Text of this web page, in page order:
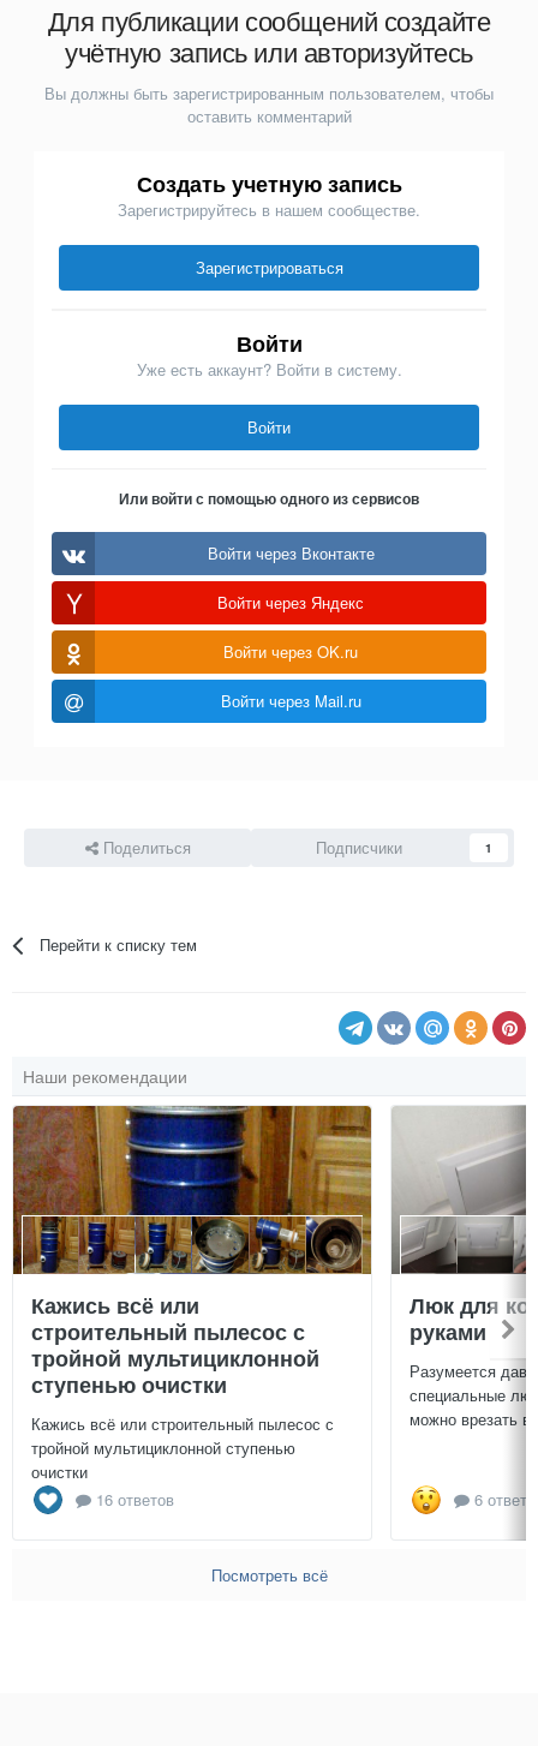
Для публикации сообщений создайте
учётную запись или авторизуйтесь
Вы должны быть зарегистрированным пользователем, чтобы
оставить комментарий
Создать учетную запись
Зарегистрируйтесь в нашем сообществе.
Зарегистрироваться
Войти
Уже есть аккаунт? Войти в систему.
Войти
Или войти с помощью одного из сервисов
Войти через Вконтакте
Войти через Яндекс
Войти через OK.ru
Войти через Mail.ru
Поделиться Подписчики 1
Перейти к списку тем
Наши рекомендации
Кажись всё или
строительный пылесос с
тройной мультициклонной
ступенью очистки
Кажись всё или строительный пылесос с
тройной мультициклонной ступенью
очистки
16 ответов
Люк для
руками
Разумеется
специальные
можно врезать
6
Посмотреть всё